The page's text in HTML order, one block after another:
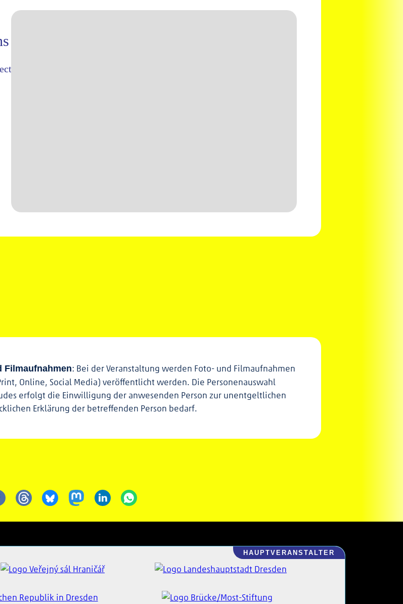
Filmaufnahmen: Bei der Veranstaltung werden Foto- und Filmaufnahmen
Online, Social Media) veröffentlicht werden. Die Personenauswahl
erfolgt die Einwilligung der anwesenden Person zur unentgeltlichen
Erklärung der betreffenden Person bedarf.